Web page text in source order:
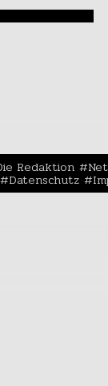
Redaktion
Datenschutz